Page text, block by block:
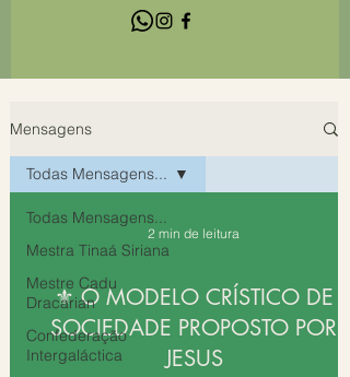
Mensagens
Todas Mensagens...
Mestra Tinaá Siriana
Mestre Cadu
Dracarian
Confederação
Intergaláctica
Todas Mensagens...
2 min de leitura
⚜️ O MODELO CRÍSTICO DE
SOCIEDADE PROPOSTO POR
JESUS